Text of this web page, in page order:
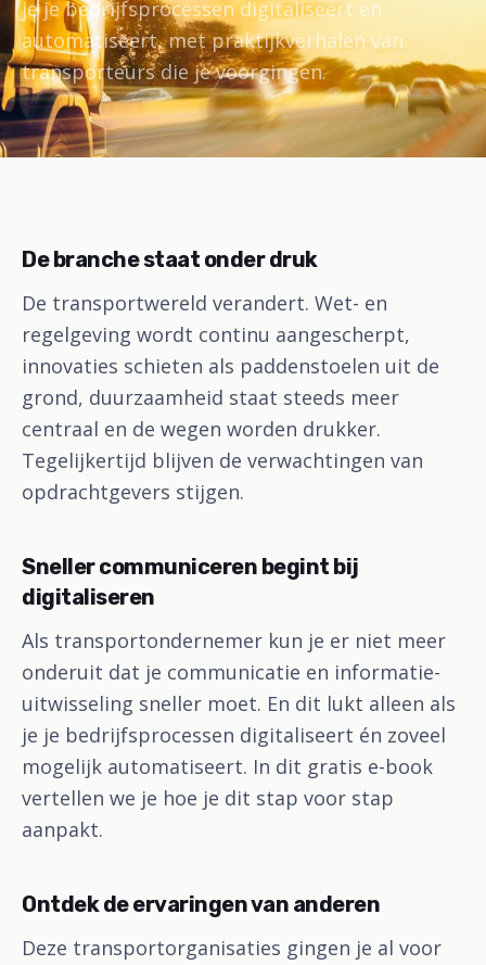
je je bedrijfsprocessen digitaliseert en
automatiseert, met praktijkverhalen van
transporteurs die je voorgingen.
De branche staat onder druk
De transportwereld verandert. Wet- en
regelgeving wordt continu aangescherpt,
innovaties schieten als paddenstoelen uit de
grond, duurzaamheid staat steeds meer
centraal en de wegen worden drukker.
Tegelijkertijd blijven de verwachtingen van
opdrachtgevers stijgen.
Sneller communiceren begint bij
digitaliseren
Als transportondernemer kun je er niet meer
onderuit dat je communicatie en informatie-
uitwisseling sneller moet. En dit lukt alleen als
je je bedrijfsprocessen digitaliseert én zoveel
mogelijk automatiseert. In dit gratis e-book
vertellen we je hoe je dit stap voor stap
aanpakt.
Ontdek de ervaringen van anderen
Deze transportorganisaties gingen je al voor